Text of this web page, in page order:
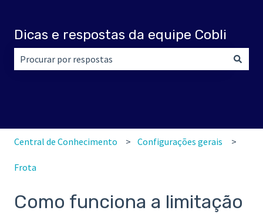
Dicas e respostas da equipe Cobli
Central de Conhecimento Configurações gerais
Frota
Como funciona a limitação